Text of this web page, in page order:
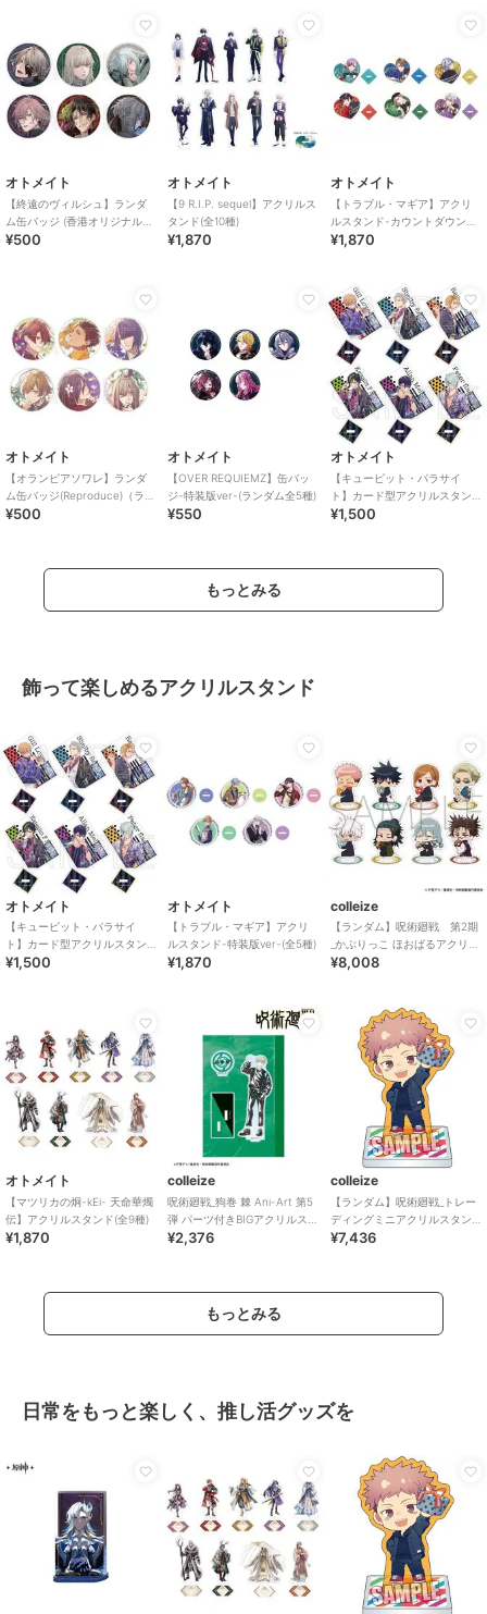
オトメイト
【終遠のヴィルシュ】ランダ
ム缶バッジ (香港オリジナル
ver.)（ランダム全6種）
¥500
オトメイト
【9 R.I.P. sequel】アクリルス
タンド(全10種)
¥1,870
オトメイト
【トラブル・マギア】アクリ
ルスタンド-カウントダウン
ver-(全6種)
¥1,870
オトメイト
【オランピアソワレ】ランダ
ム缶バッジ(Reproduce)（ラン
ダム全6種）
¥500
オトメイト
【OVER REQUIEMZ】缶バッ
ジ-特装版ver-(ランダム全5種)
¥550
オトメイト
【キューピット・パラサイ
ト】カード型アクリルスタン
ド(Reproduce)（ランダム全6
¥1,500
もっとみる
飾って楽しめるアクリルスタンド
オトメイト
【キューピット・パラサイ
ト】カード型アクリルスタン
ド(Reproduce)（ランダム全6
¥1,500
オトメイト
【トラブル・マギア】アクリ
ルスタンド-特装版ver-(全5種)
¥1,870
colleize
【ランダム】呪術廻戦 第2期
_かぷりっこ ほおばるアクリル
スタンドコレクション／
¥8,008
オトメイト
【マツリカの炯-kEi- 天命華燭
伝】アクリルスタンド(全9種)
¥1,870
colleize
呪術廻戦_狗巻 棘 Ani-Art 第5
弾 パーツ付きBIGアクリルスタ
ンド
¥2,376
colleize
【ランダム】呪術廻戦_トレー
ディングミニアクリルスタン
ド プレゼントVer.【BOX】
¥7,436
もっとみる
日常をもっと楽しく、推し活グッズを